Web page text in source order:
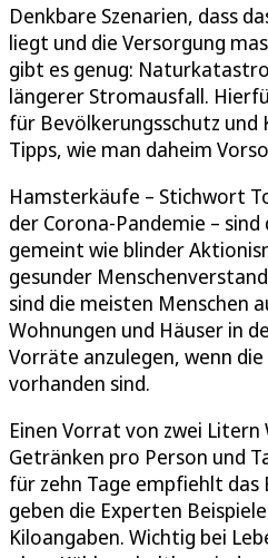
Denkbare Szenarien, dass
liegt und die Versorgung
gibt es genug:
längerer Stromausfall.
für Bevölkerungsschutz
Tipps, wie man daheim
Hamsterkäufe – Stichwort
der Corona-Pandemie –
gemeint wie blinder
gesunder
sind die meisten Menschen
Wohnungen und Häuser in
Vorräte anzulegen, wenn
vorhanden sind.
Einen Vorrat von zwei Litern
Getränken pro Person und
für zehn Tage empfiehlt das
geben die Experten
Kiloangaben. Wichtig bei